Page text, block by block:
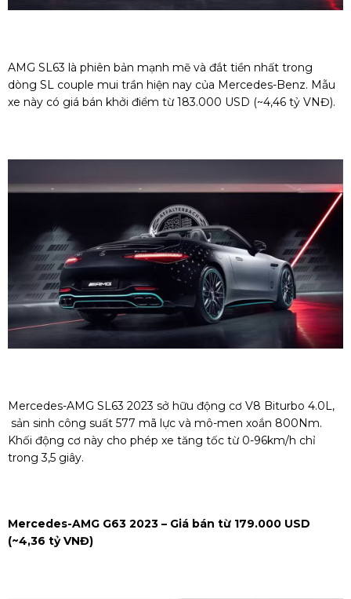
AMG SL63 là phiên bản mạnh mẽ và đắt tiền nhất trong
dòng SL couple mui trần hiện nay của Mercedes-Benz. Mẫu
xe này có giá bán khởi điểm từ 183.000 USD (~4,46 tỷ VNĐ).
Mercedes-AMG SL63 2023 sở hữu động cơ V8 Biturbo 4.0L,
sản sinh công suất 577 mã lực và mô-men xoắn 800Nm.
Khối động cơ này cho phép xe tăng tốc từ 0-96km/h chỉ
trong 3,5 giây.
Mercedes-AMG G63 2023 – Giá bán từ 179.000 USD
(~4,36 tỷ VNĐ)